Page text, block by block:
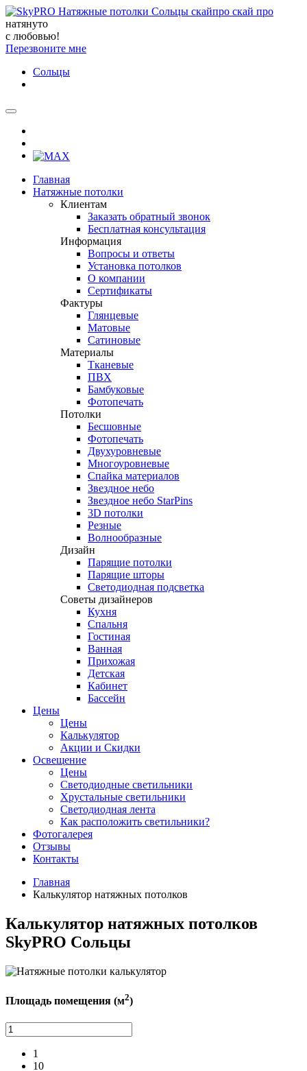
натянуто
с любовью!
Перезвоните мне
Сольцы
Главная
Натяжные потолки
Клиентам
Заказать обратный звонок
Бесплатная консультация
Информация
Вопросы и ответы
Установка потолков
О компании
Сертификаты
Фактуры
Глянцевые
Матовые
Сатиновые
Материалы
Тканевые
ПВХ
Бамбуковые
Фотопечать
Потолки
Бесшовные
Фотопечать
Двухуровневые
Многоуровневые
Спайка материалов
Звездное небо
Звездное небо StarPins
3D потолки
Резные
Волнообразные
Дизайн
Парящие потолки
Парящие шторы
Светодиодная подсветка
Советы дизайнеров
Кухня
Спальня
Гостиная
Ванная
Прихожая
Детская
Кабинет
Бассейн
Цены
Цены
Калькулятор
Акции и Скидки
Освещение
Цены
Светодиодные светильники
Хрустальные светильники
Светодиодная лента
Как расположить светильники?
Фотогалерея
Отзывы
Контакты
Главная
Калькулятор натяжных потолков
Калькулятор натяжных потолков
SkyPRO Сольцы
Площадь помещения (м2)
1
10